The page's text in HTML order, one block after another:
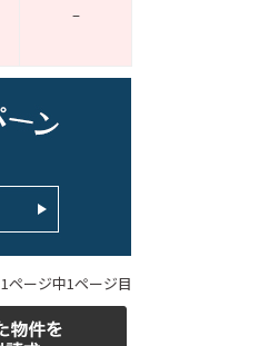
–
1ページ中1ページ目